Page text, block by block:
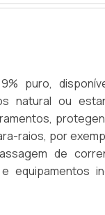
ou
Espessura,
puro,
natural ou
raios, por
de
equipamentos
latão ou cobre,
Para